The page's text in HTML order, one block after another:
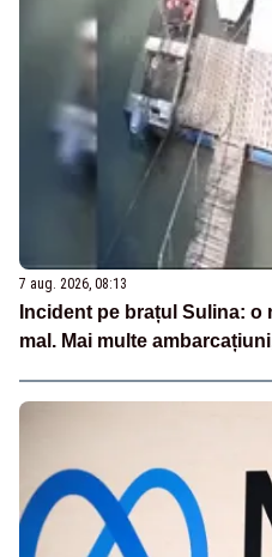
7 aug. 2026, 08:13
Incident pe brațul Sulina: o
mal. Mai multe